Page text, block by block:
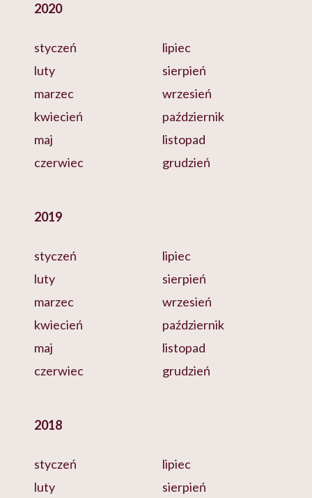
2020
styczeń
luty
marzec
kwiecień
maj
czerwiec
lipiec
sierpień
wrzesień
październik
listopad
grudzień
2019
styczeń
luty
marzec
kwiecień
maj
czerwiec
lipiec
sierpień
wrzesień
październik
listopad
grudzień
2018
styczeń
luty
lipiec
sierpień